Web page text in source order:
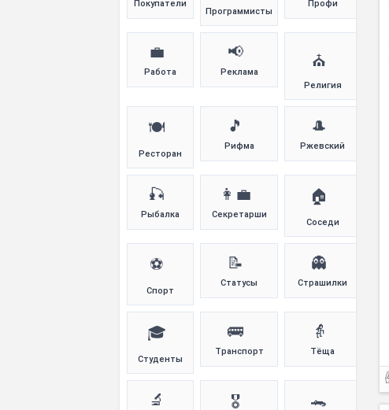
Покупатели
Программисты
Профи
💼
Работа
📢
Реклама
⛪
Религия
🍽️
Ресторан
🎵
Рифма
🎩
Ржевский
🎣
Рыбалка
👩‍💼
Секретарши
🏠
Соседи
⚽
Спорт
📝
Статусы
👻
Страшилки
🎓
Студенты
🚌
Транспорт
👵
Тёща
🔬 🎖️ 🐊